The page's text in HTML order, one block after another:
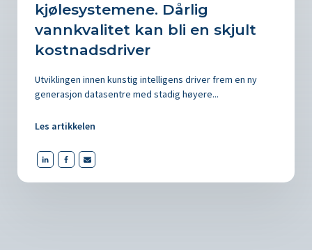
kjølesystemene. Dårlig
vannkvalitet kan bli en skjult
kostnadsdriver
Utviklingen innen kunstig intelligens driver frem en ny
generasjon datasentre med stadig høyere...
Les artikkelen